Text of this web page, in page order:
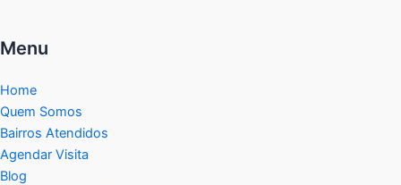
Menu
Home
Quem Somos
Bairros Atendidos
Agendar Visita
Blog